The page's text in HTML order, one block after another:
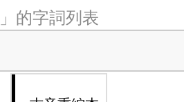
」的字詞列表